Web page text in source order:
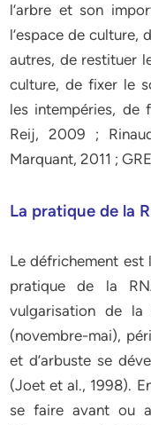
l’arbre et son
l’espace de culture,
autres, de restituer
culture, de fixer le
les intempéries, de
Reij, 2009 ;
Marquant, 2011 ;
La pratique de la
Le défrichement est
pratique de la
vulgarisation de la
(novembre-mai),
et d’arbuste se
(Joet et al., 1998).
se faire avant ou